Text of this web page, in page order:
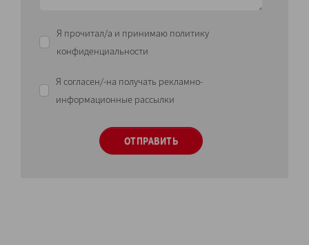
Я прочитал/а и принимаю политику
конфиденциальности
Я согласен/-на получать рекламно-
информационные рассылки
ОТПРАВИТЬ